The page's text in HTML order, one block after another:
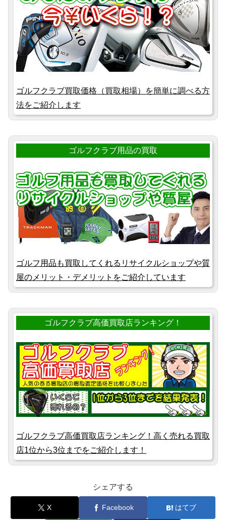
ゴルフクラブ買取価格（買取相場）を簡単に調べる方
法をご紹介します
ゴルフクラブ用品の買取
ゴルフ用品も買取してくれるリサイクルショップや質
屋のメリット・デメリットをご紹介しています
ゴルフクラブ高価買取店ランキング！
ゴルフクラブ高価買取店ランキング！高く売れる買取
店1位から3位までをご紹介します！
シェアする
X Facebook はてブ